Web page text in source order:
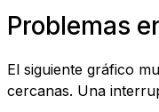
Problemas
El siguiente gráfico
cercanas. Una